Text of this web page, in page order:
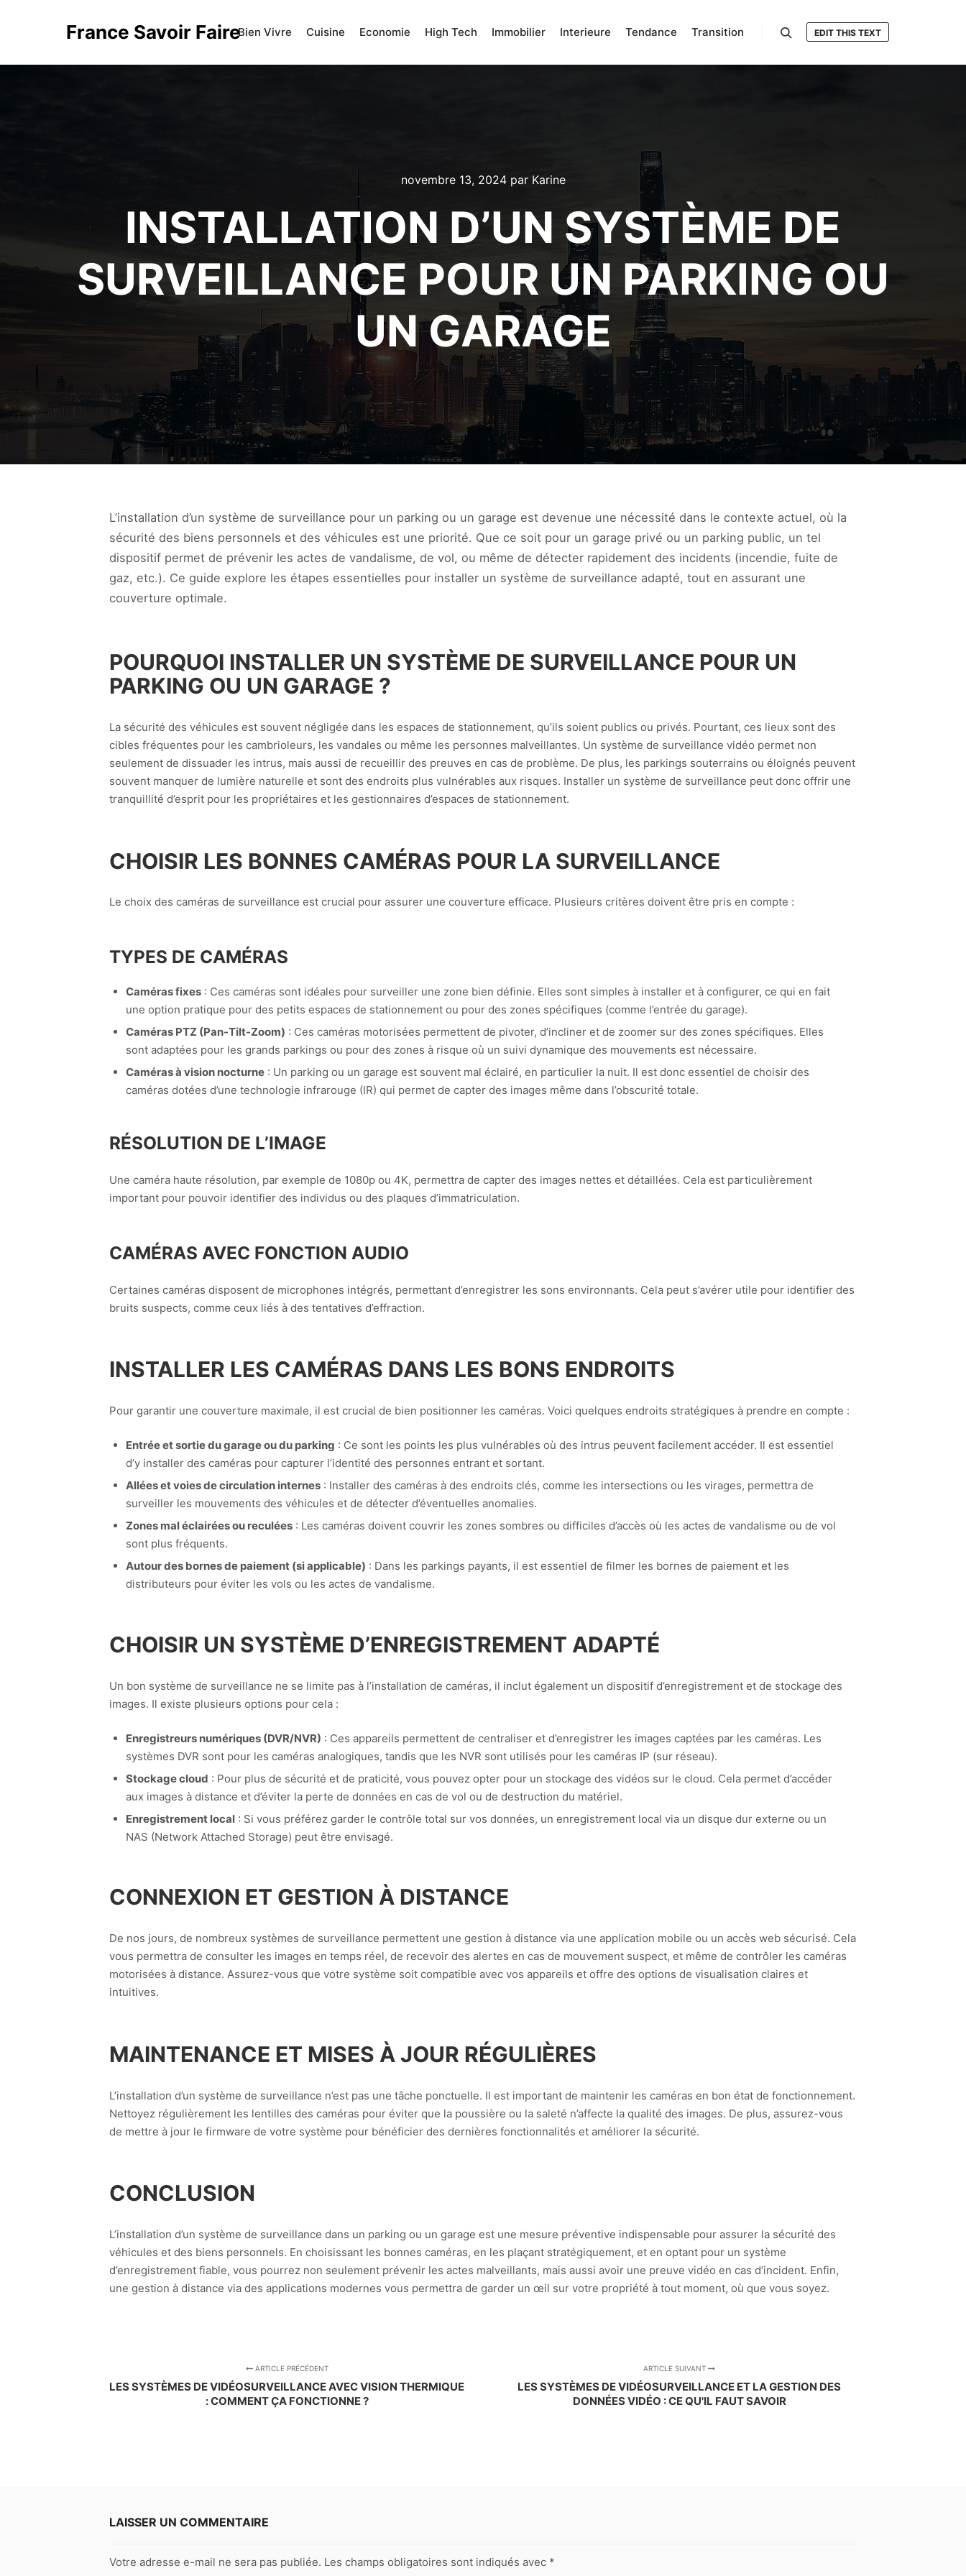
France Savoir FaireBien Vivre Cuisine Economie High Tech Immobilier Interieure Tendance Transition EDIT THIS TEXT
novembre 13, 2024par Karine
INSTALLATION D’UN SYSTÈME DE
SURVEILLANCE POUR UN PARKING OU
UN GARAGE
L’installation d’un système de surveillance pour un parking ou un garage est devenue une nécessité dans le contexte actuel, où la
sécurité des biens personnels et des véhicules est une priorité. Que ce soit pour un garage privé ou un parking public, un tel
dispositif permet de prévenir les actes de vandalisme, de vol, ou même de détecter rapidement des incidents (incendie, fuite de
gaz, etc.). Ce guide explore les étapes essentielles pour installer un système de surveillance adapté, tout en assurant une
couverture optimale.
POURQUOI INSTALLER UN SYSTÈME DE SURVEILLANCE POUR UN
PARKING OU UN GARAGE ?
La sécurité des véhicules est souvent négligée dans les espaces de stationnement, qu’ils soient publics ou privés. Pourtant, ces lieux sont des
cibles fréquentes pour les cambrioleurs, les vandales ou même les personnes malveillantes. Un système de surveillance vidéo permet non
seulement de dissuader les intrus, mais aussi de recueillir des preuves en cas de problème. De plus, les parkings souterrains ou éloignés peuvent
souvent manquer de lumière naturelle et sont des endroits plus vulnérables aux risques. Installer un système de surveillance peut donc offrir une
tranquillité d’esprit pour les propriétaires et les gestionnaires d’espaces de stationnement.
CHOISIR LES BONNES CAMÉRAS POUR LA SURVEILLANCE
Le choix des caméras de surveillance est crucial pour assurer une couverture efficace. Plusieurs critères doivent être pris en compte :
TYPES DE CAMÉRAS
Caméras fixes: Ces caméras sont idéales pour surveiller une zone bien définie. Elles sont simples à installer et à configurer, ce qui en fait
une option pratique pour des petits espaces de stationnement ou pour des zones spécifiques (comme l’entrée du garage).
Caméras PTZ (Pan-Tilt-Zoom) : Ces caméras motorisées permettent de pivoter, d’incliner et de zoomer sur des zones spécifiques. Elles
sont adaptées pour les grands parkings ou pour des zones à risque où un suivi dynamique des mouvements est nécessaire.
Caméras à vision nocturne: Un parking ou un garage est souvent mal éclairé, en particulier la nuit. Il est donc essentiel de choisir des
caméras dotées d’une technologie infrarouge (IR) qui permet de capter des images même dans l’obscurité totale.
RÉSOLUTION DE L’IMAGE
Une caméra haute résolution, par exemple de 1080p ou 4K, permettra de capter des images nettes et détaillées. Cela est particulièrement
important pour pouvoir identifier des individus ou des plaques d’immatriculation.
CAMÉRAS AVEC FONCTION AUDIO
Certaines caméras disposent de microphones intégrés, permettant d’enregistrer les sons environnants. Cela peut s’avérer utile pour identifier des
bruits suspects, comme ceux liés à des tentatives d’effraction.
INSTALLER LES CAMÉRAS DANS LES BONS ENDROITS
Pour garantir une couverture maximale, il est crucial de bien positionner les caméras. Voici quelques endroits stratégiques à prendre en compte :
Entrée et sortie du garage ou du parking : Ce sont les points les plus vulnérables où des intrus peuvent facilement accéder. Il est essentiel
d’y installer des caméras pour capturer l’identité des personnes entrant et sortant.
Allées et voies de circulation internes: Installer des caméras à des endroits clés, comme les intersections ou les virages, permettra de
surveiller les mouvements des véhicules et de détecter d’éventuelles anomalies.
Zones mal éclairées ou reculées: Les caméras doivent couvrir les zones sombres ou difficiles d’accès où les actes de vandalisme ou de vol
sont plus fréquents.
Autour des bornes de paiement (si applicable) : Dans les parkings payants, il est essentiel de filmer les bornes de paiement et les
distributeurs pour éviter les vols ou les actes de vandalisme.
CHOISIR UN SYSTÈME D’ENREGISTREMENT ADAPTÉ
Un bon système de surveillance ne se limite pas à l’installation de caméras, il inclut également un dispositif d’enregistrement et de stockage des
images. Il existe plusieurs options pour cela :
Enregistreurs numériques (DVR/NVR) : Ces appareils permettent de centraliser et d’enregistrer les images captées par les caméras. Les
systèmes DVR sont pour les caméras analogiques, tandis que les NVR sont utilisés pour les caméras IP (sur réseau).
Stockage cloud : Pour plus de sécurité et de praticité, vous pouvez opter pour un stockage des vidéos sur le cloud. Cela permet d’accéder
aux images à distance et d’éviter la perte de données en cas de vol ou de destruction du matériel.
Enregistrement local: Si vous préférez garder le contrôle total sur vos données, un enregistrement local via un disque dur externe ou un
NAS (Network Attached Storage) peut être envisagé.
CONNEXION ET GESTION À DISTANCE
De nos jours, de nombreux systèmes de surveillance permettent une gestion à distance via une application mobile ou un accès web sécurisé. Cela
vous permettra de consulter les images en temps réel, de recevoir des alertes en cas de mouvement suspect, et même de contrôler les caméras
motorisées à distance. Assurez-vous que votre système soit compatible avec vos appareils et offre des options de visualisation claires et
intuitives.
MAINTENANCE ET MISES À JOUR RÉGULIÈRES
L’installation d’un système de surveillance n’est pas une tâche ponctuelle. Il est important de maintenir les caméras en bon état de fonctionnement.
Nettoyez régulièrement les lentilles des caméras pour éviter que la poussière ou la saleté n’affecte la qualité des images. De plus, assurez-vous
de mettre à jour le firmware de votre système pour bénéficier des dernières fonctionnalités et améliorer la sécurité.
CONCLUSION
L’installation d’un système de surveillance dans un parking ou un garage est une mesure préventive indispensable pour assurer la sécurité des
véhicules et des biens personnels. En choisissant les bonnes caméras, en les plaçant stratégiquement, et en optant pour un système
d’enregistrement fiable, vous pourrez non seulement prévenir les actes malveillants, mais aussi avoir une preuve vidéo en cas d’incident. Enfin,
une gestion à distance via des applications modernes vous permettra de garder un œil sur votre propriété à tout moment, où que vous soyez.
ARTICLE PRÉCÉDENT
LES SYSTÈMES DE VIDÉOSURVEILLANCE AVEC VISION THERMIQUE
: COMMENT ÇA FONCTIONNE ?
ARTICLE SUIVANT
LES SYSTÈMES DE VIDÉOSURVEILLANCE ET LA GESTION DES
DONNÉES VIDÉO : CE QU'IL FAUT SAVOIR
LAISSER UN COMMENTAIRE
Votre adresse e-mail ne sera pas publiée. Les champs obligatoires sont indiqués avec *